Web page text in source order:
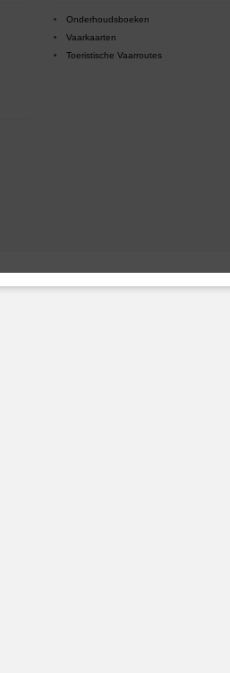
Onderhoudsboeken
Vaarkaarten
Toeristische Vaarroutes